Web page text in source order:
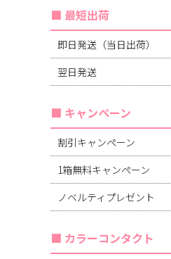
最短出荷
即日発送（当日出荷）
翌日発送
キャンペーン
割引キャンペーン
1箱無料キャンペーン
ノベルティプレゼント
カラーコンタクト